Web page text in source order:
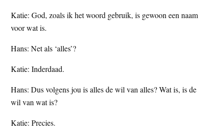
Katie: God, zoals ik het woord gebruik, is gewoon een naam
voor wat is.
Hans: Net als ‘alles’?
Katie: Inderdaad.
Hans: Dus volgens jou is alles de wil van alles? Wat is, is de
wil van wat is?
Katie: Precies.